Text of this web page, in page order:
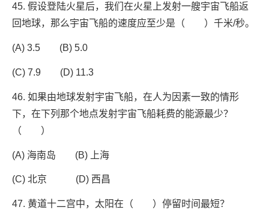
45. 假设登陆火星后，我们在火星上发射一艘宇宙飞船返
回地球，那么宇宙飞船的速度应至少是（ ）千米/秒。
(A) 3.5 (B) 5.0
(C) 7.9 (D) 11.3
46. 如果由地球发射宇宙飞船，在人为因素一致的情形
下，在下列那个地点发射宇宙飞船耗费的能源最少？
（ ）
(A) 海南岛 (B) 上海
(C) 北京 (D) 西昌
47. 黄道十二宫中，太阳在（ ）停留时间最短？